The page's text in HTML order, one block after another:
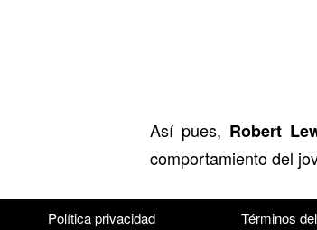
Así pues, Robert
comportamiento del
Política privacidad Términos